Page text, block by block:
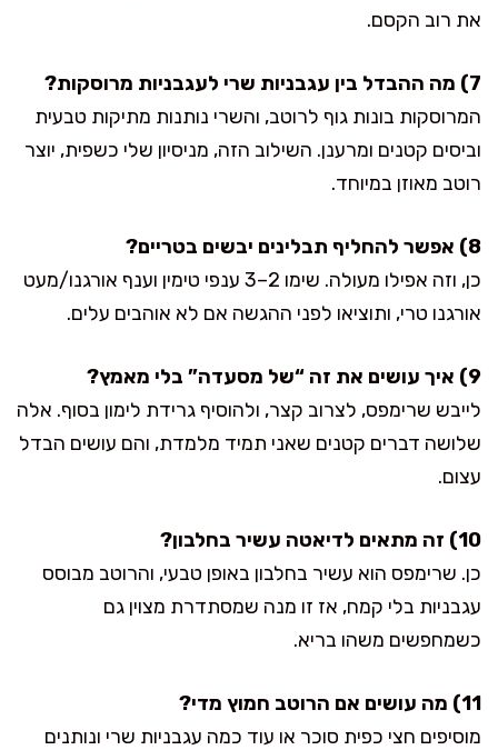
את רוב הקסם.
7) מה ההבדל בין עגבניות שרי לעגבניות מרוסקות?
המרוסקות בונות גוף לרוטב, והשרי נותנות מתיקות טבעית
וביסים קטנים ומרענן. השילוב הזה, מניסיון שלי כשפית, יוצר
רוטב מאוזן במיוחד.
8) אפשר להחליף תבלינים יבשים בטריים?
כן, וזה אפילו מעולה. שימו 2–3 ענפי טימין וענף אורגנו/מעט
אורגנו טרי, ותוציאו לפני ההגשה אם לא אוהבים עלים.
9) איך עושים את זה “של מסעדה” בלי מאמץ?
לייבש שרימפס, לצרוב קצר, ולהוסיף גרידת לימון בסוף. אלה
שלושה דברים קטנים שאני תמיד מלמדת, והם עושים הבדל
עצום.
10) זה מתאים לדיאטה עשיר בחלבון?
כן. שרימפס הוא עשיר בחלבון באופן טבעי, והרוטב מבוסס
עגבניות בלי קמח, אז זו מנה שמסתדרת מצוין גם
כשמחפשים משהו בריא.
11) מה עושים אם הרוטב חמוץ מדי?
מוסיפים חצי כפית סוכר או עוד כמה עגבניות שרי ונותנים